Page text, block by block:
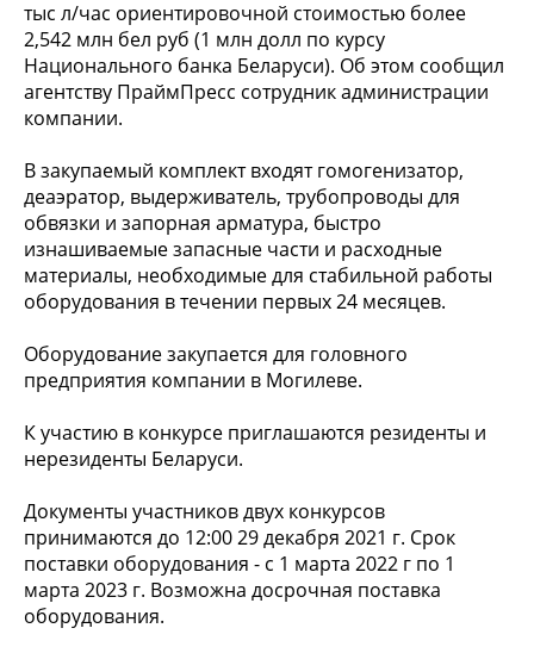
тыс л/час ориентировочной стоимостью более
2,542 млн бел руб (1 млн долл по курсу
Национального банка Беларуси). Об этом сообщил
агентству ПраймПресс сотрудник администрации
компании.
В закупаемый комплект входят гомогенизатор,
деаэратор, выдерживатель, трубопроводы для
обвязки и запорная арматура, быстро
изнашиваемые запасные части и расходные
материалы, необходимые для стабильной работы
оборудования в течении первых 24 месяцев.
Оборудование закупается для головного
предприятия компании в Могилеве.
К участию в конкурсе приглашаются резиденты и
нерезиденты Беларуси.
Документы участников двух конкурсов
принимаются до 12:00 29 декабря 2021 г. Срок
поставки оборудования - с 1 марта 2022 г по 1
марта 2023 г. Возможна досрочная поставка
оборудования.